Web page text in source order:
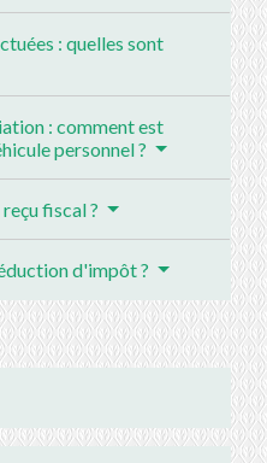
: quelles sont
: comment est
personnel ?
fiscal ?
d'impôt ?